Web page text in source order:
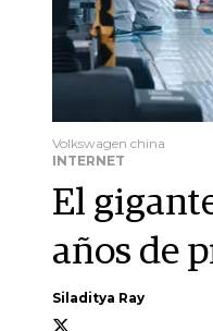
Volkswagen china
INTERNET
El
años de
Siladitya Ray